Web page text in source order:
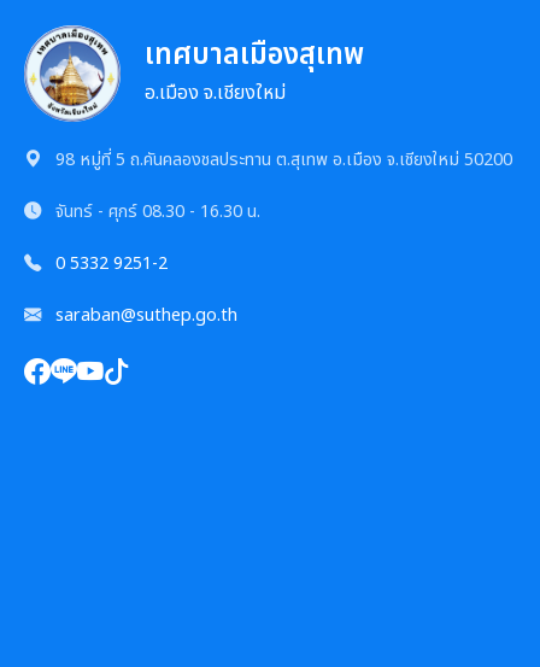
เทศบาลเมืองสุเทพ
อ.เมือง จ.เชียงใหม่
98 หมู่ที่ 5 ถ.คันคลองชลประทาน ต.สุเทพ อ.เมือง จ.เชียงใหม่ 50200
จันทร์ - ศุกร์08.30 - 16.30 น.
0 5332 9251-2
saraban@suthep.go.th